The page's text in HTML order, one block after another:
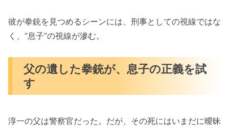
彼が拳銃を見つめるシーンには、刑事としての視線ではな
く、“息子”の視線が滲む。
父の遺した拳銃が、息子の正義を試
す
淳一の父は警察官だった。だが、その死にはいまだに曖昧